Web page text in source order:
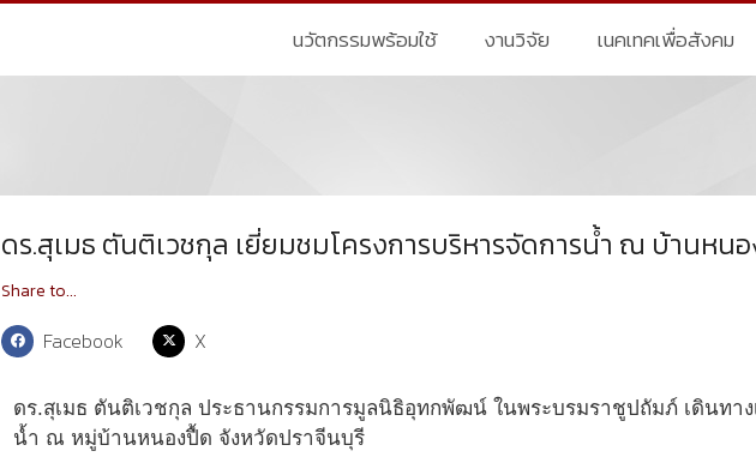
นวัตกรรมพร้อมใช้ งานวิจัย เนคเทคเพื่อสังคม
ดร.สุเมธ ตันติเวชกุล เยี่ยมชมโครงการบริหารจัดการน้ำ ณ บ้านหน
Share to...
Facebook X
ดร.สุเมธ ตันติเวชกุล ประธานกรรมการมูลนิธิอุทกพัฒน์ ในพระบรมราชูปถัมภ์ เดินทา
น้ำ ณ หมู่บ้านหนองปื้ด จังหวัดปราจีนบุรี